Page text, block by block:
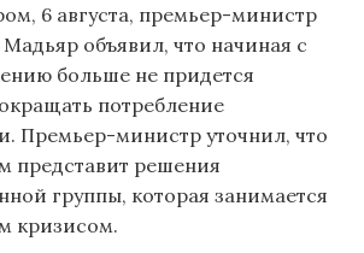
6 августа, премьер-министр
объявил, что начиная с
больше не придется
потребление
Премьер-министр уточнил, что
представит решения
группы, которая занимается
кризисом.